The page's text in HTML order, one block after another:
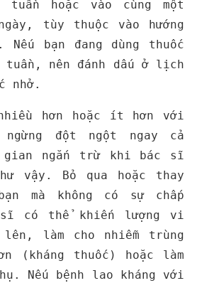
tuần hoặc vào cùng một
tùy thuộc vào hướng
bạn đang dùng thuốc
nên đánh dấu ở lịch
nhở.
nhiều hơn hoặc ít hơn với
đột ngột ngay cả
ngắn trừ khi bác sĩ
vậy. Bỏ qua hoặc thay
mà không có sự chấp
sĩ có thể khiến lượng vi
lên, làm cho nhiễm trùng
(kháng thuốc) hoặc làm
Nếu bệnh lao kháng với